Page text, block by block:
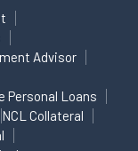
Advisor
Personal Loans
NCL Collateral